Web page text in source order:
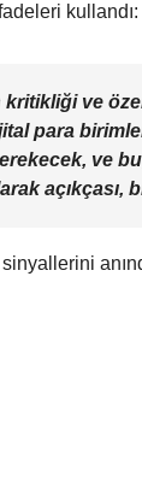
kullandı:
kritikliği ve
para
ve